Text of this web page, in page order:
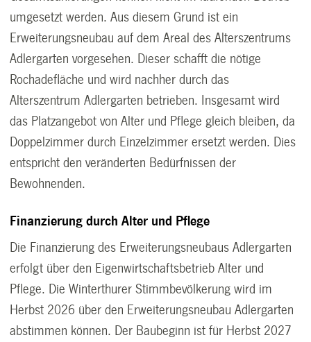
umgesetzt werden. Aus diesem Grund ist ein
Erweiterungsneubau auf dem Areal des Alterszentrums
Adlergarten vorgesehen. Dieser schafft die nötige
Rochadefläche und wird nachher durch das
Alterszentrum Adlergarten betrieben. Insgesamt wird
das Platzangebot von Alter und Pflege gleich bleiben, da
Doppelzimmer durch Einzelzimmer ersetzt werden. Dies
entspricht den veränderten Bedürfnissen der
Bewohnenden.
Finanzierung durch Alter und Pflege
Die Finanzierung des Erweiterungsneubaus Adlergarten
erfolgt über den Eigenwirtschaftsbetrieb Alter und
Pflege. Die Winterthurer Stimmbevölkerung wird im
Herbst 2026 über den Erweiterungsneubau Adlergarten
abstimmen können. Der Baubeginn ist für Herbst 2027